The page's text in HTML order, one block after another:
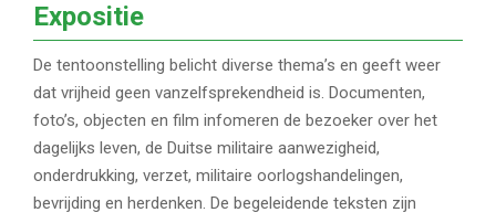
Expositie
De tentoonstelling belicht diverse thema’s en geeft weer
dat vrijheid geen vanzelfsprekendheid is. Documenten,
foto’s, objecten en film infomeren de bezoeker over het
dagelijks leven, de Duitse militaire aanwezigheid,
onderdrukking, verzet, militaire oorlogshandelingen,
bevrijding en herdenken. De begeleidende teksten zijn